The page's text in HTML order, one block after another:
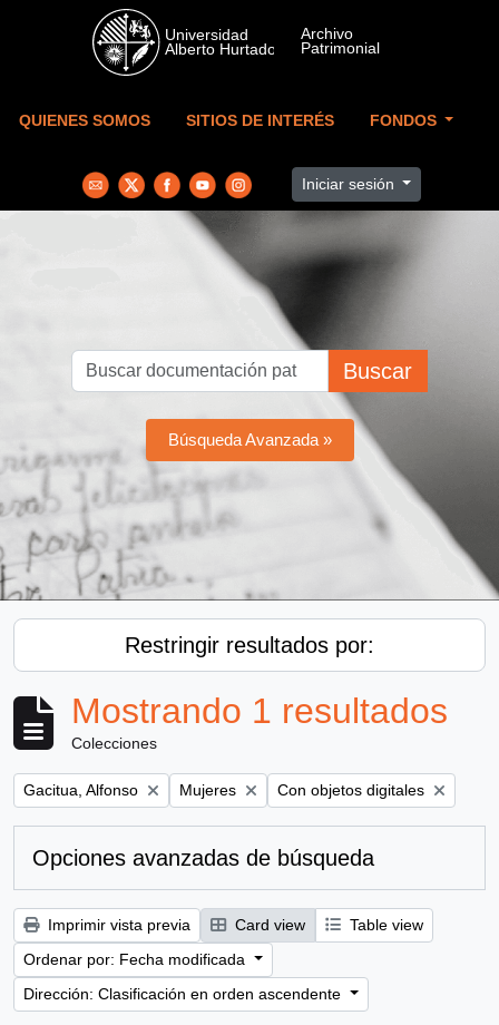
Skip to main content
QUIENES SOMOS SITIOS DE INTERÉS FONDOS
Iniciar sesión
Buscar
Búsqueda Avanzada »
Restringir resultados por:
Mostrando 1 resultados
Colecciones
Remove filter:
Gacitua, Alfonso Remove filter:
Mujeres Remove filter:
Con objetos digitales
Opciones avanzadas de búsqueda
Imprimir vista previa Card view
Table view
Ordenar por: Fecha modificada
Dirección: Clasificación en orden ascendente